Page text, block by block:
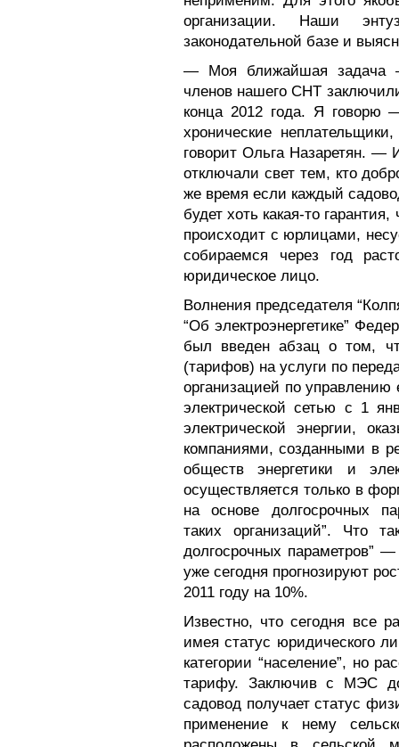
организации. Наши
законодательной базе и
— Моя ближайшая задача
членов нашего СНТ
конца 2012 года. Я говорю
хронические
говорит Ольга Назаретян. —
отключали свет тем, кто
же время если каждый
будет хоть какая-то
происходит с юрлицами,
собираемся через год
юридическое лицо.
Волнения председателя
“Об электроэнергетике”
был введен абзац о том,
(тарифов) на услуги по
организацией по
электрической сетью с 1
электрической энергии,
компаниями, созданными в
обществ энергетики и
осуществляется только в
на основе долгосрочных
таких организаций”. Что
долгосрочных параметров”
уже сегодня прогнозируют
2011 году на 10%.
Известно, что сегодня все
имея статус юридического
категории “население”, но
тарифу. Заключив с МЭС
садовод получает статус
применение к нему